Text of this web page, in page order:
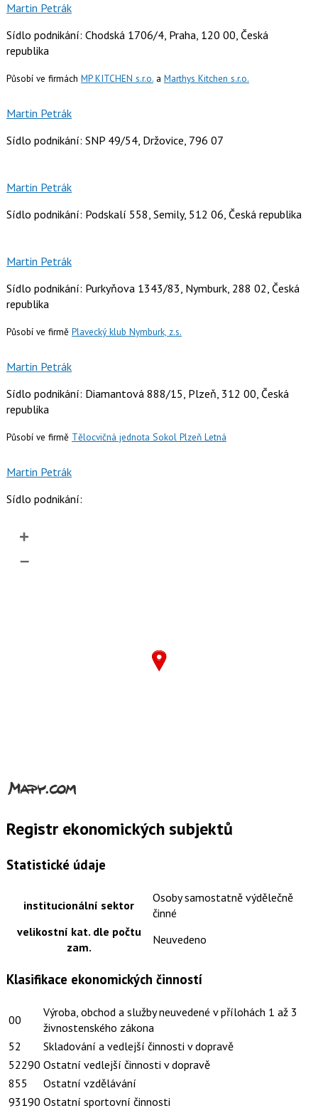
Martin Petrák
Sídlo podnikání: Chodská 1706/4, Praha, 120 00, Česká
republika
Působí ve firmách MP KITCHEN s.r.o.a Marthys Kitchen s.r.o.
Martin Petrák
Sídlo podnikání: SNP 49/54, Držovice, 796 07
Martin Petrák
Sídlo podnikání: Podskalí 558, Semily, 512 06, Česká republika
Martin Petrák
Sídlo podnikání: Purkyňova 1343/83, Nymburk, 288 02, Česká
republika
Působí ve firmě Plavecký klub Nymburk, z.s.
Martin Petrák
Sídlo podnikání: Diamantová 888/15, Plzeň, 312 00, Česká
republika
Působí ve firmě Tělocvičná jednota Sokol Plzeň Letná
Martin Petrák
Sídlo podnikání:
+
–
Registr ekonomických subjektů
Statistické údaje
institucionální sektor
Osoby samostatně výdělečně
činné
velikostní kat. dle počtu
zam.
Neuvedeno
Klasifikace ekonomických činností
00
Výroba, obchod a služby neuvedené v přílohách 1 až 3
živnostenského zákona
52
Skladování a vedlejší činnosti v dopravě
52290 Ostatní vedlejší činnosti v dopravě
855
Ostatní vzdělávání
93190 Ostatní sportovní činnosti